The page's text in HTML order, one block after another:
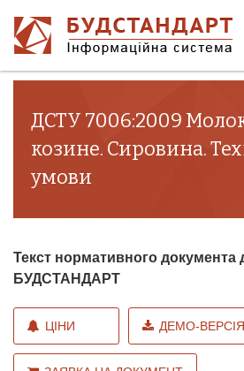
ДСТУ 7006:2009
козине. Сировина.
умови
Текст нормативного документа
БУДСТАНДАРТ
ЦІНИ ДЕМО-ВЕРСІЯ